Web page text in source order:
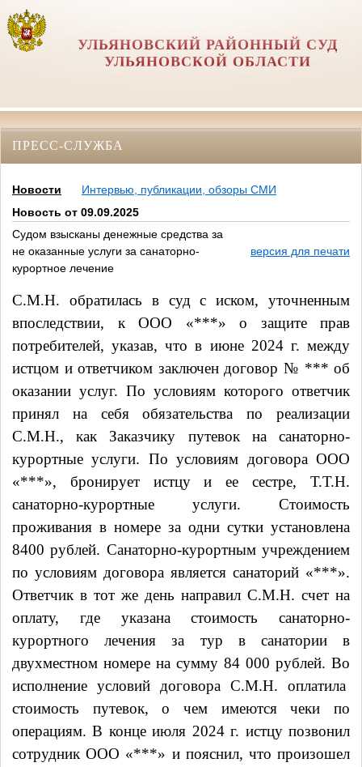
УЛЬЯНОВСКИЙ РАЙОННЫЙ СУД
УЛЬЯНОВСКОЙ ОБЛАСТИ
ПРЕСС-СЛУЖБА
Новости
Интервью, публикации, обзоры СМИ
Новость от 09.09.2025
Судом взысканы денежные средства за
не оказанные услуги за санаторно-
курортное лечение
версия для печати
С.М.Н. обратилась в суд с иском, уточненным
впоследствии, к ООО «***» о защите прав
потребителей, указав, чтов июне 2024 г. между
истцом и ответчиком заключен договор № *** об
оказании услуг. По условиям которого ответчик
принял на себя обязательства по реализации
С.М.Н., как Заказчику путевок на санаторно-
курортные услуги. По условиям договора ООО
«***», бронирует истцу и ее сестре, Т.Т.Н.
санаторно-курортные услуги. Стоимость
проживания в номере за одни сутки установлена
8400 рублей. Санаторно-курортным учреждением
по условиям договора является санаторий «***».
Ответчик в тот же день направил С.М.Н. счет на
оплату, где указана стоимость санаторно-
курортного лечения за тур в санатории в
двухместном номере на сумму 84 000 рублей. Во
исполнение условий договора С.М.Н. оплатила
стоимость путевок, о чем имеются чеки по
операциям. В конце июля 2024 г. истцу позвонил
сотрудник ООО «***» и пояснил, что произошел